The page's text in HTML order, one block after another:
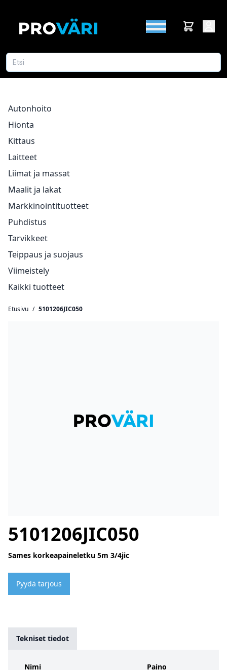
Autonhoito
Hionta
Kittaus
Laitteet
Liimat ja massat
Maalit ja lakat
Markkinointituotteet
Puhdistus
Tarvikkeet
Teippaus ja suojaus
Viimeistely
Kaikki tuotteet
Etusivu / 5101206JIC050
5101206JIC050
Sames korkeapaineletku 5m 3/4jic
Pyydä tarjous
Tekniset tiedot
Nimi
Paino